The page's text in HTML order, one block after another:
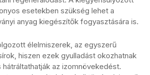
esetekben szükség lehet a
anyag kiegészítők fogyasztására is.
élelmiszerek, az egyszerű
hiszen ezek gyulladást okozhatnak
az izomnövekedést.